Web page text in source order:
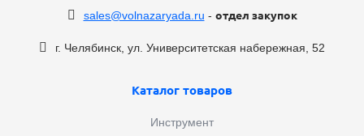
sales@volnazaryada.ru - отдел закупок
г. Челябинск, ул. Университетская набережная, 52
Каталог товаров
Инструмент